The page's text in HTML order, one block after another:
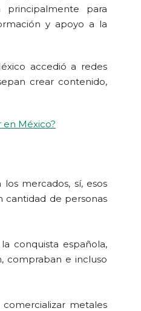
para
y apoyo a la
accedió a redes
crear contenido,
en México?
mercados, sí, esos
cantidad de personas
conquista española,
compraban e incluso
metales